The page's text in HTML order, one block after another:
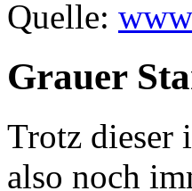
Quelle:
Grauer
Trotz dieser
also noch